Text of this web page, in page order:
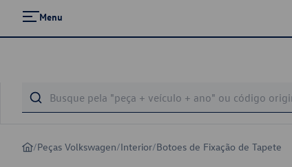
Menu
/Peças Volkswagen/Interior/Botoes de Fixação de Tapete